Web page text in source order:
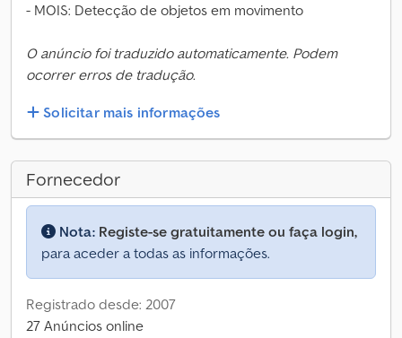
- MOIS: Detecção de objetos em movimento
O anúncio foi traduzido automaticamente. Podem
ocorrer erros de tradução.
Solicitar mais informações
Fornecedor
Nota: Registe-se gratuitamente ou faça login,
para aceder a todas as informações.
Registrado desde: 2007
27 Anúncios online